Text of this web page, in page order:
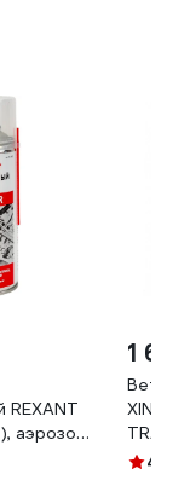
REXANT
аэрозоль
1
4.3